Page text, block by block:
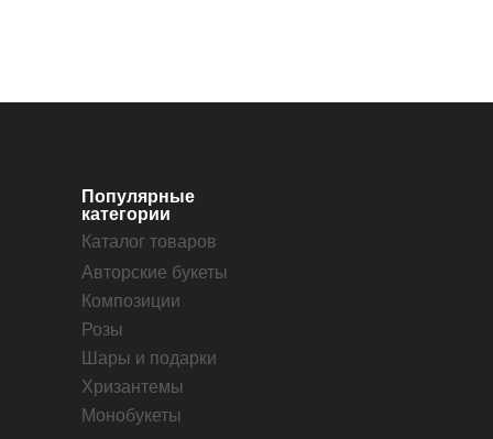
Авторские букеты
Композиции
Розы
Шары и подарки
Хризантемы
Монобукеты
Популярные
категории
Каталог товаров